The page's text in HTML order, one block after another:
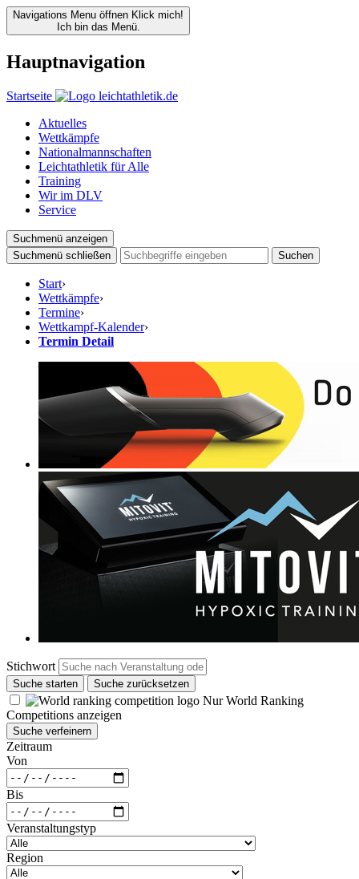
Navigations Menu öffnen Klick mich!
Ich bin das Menü.
Hauptnavigation
Startseite
Aktuelles
Wettkämpfe
Nationalmannschaften
Leichtathletik für Alle
Training
Wir im DLV
Service
Suchmenü anzeigen
Suchmenü schließen
Suchen
Start›
Wettkämpfe›
Termine›
Wettkampf-Kalender›
Termin Detail
Stichwort
Suche starten Suche zurücksetzen
Nur World Ranking
Competitions anzeigen
Suche verfeinern
Zeitraum
Von
Bis
Veranstaltungstyp
Region